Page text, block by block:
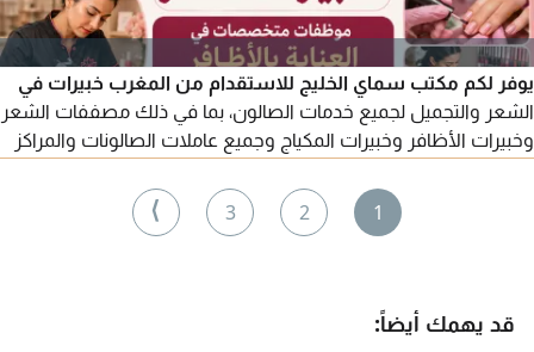
يوفر لكم مكتب سماي الخليج للاستقدام من المغرب خبيرات في
الشعر والتجميل لجميع خدمات الصالون، بما في ذلك مصففات الشعر
وخبيرات الأظافر وخبيرات المكياج وجميع عاملات الصالونات والمراكز
1
2
3
⟩
قد يهمك أيضاً: